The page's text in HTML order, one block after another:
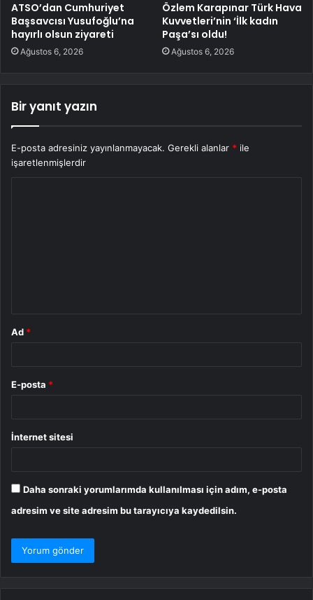
ATSO’dan Cumhuriyet
Başsavcısı Yusufoğlu’na
hayırlı olsun ziyareti
Ağustos 6, 2026
Özlem Karapınar Türk Hava
Kuvvetleri’nin ‘İlk kadın
Paşa’sı oldu!
Ağustos 6, 2026
Bir yanıt yazın
E-posta adresiniz yayınlanmayacak. Gerekli alanlar * ile
işaretlenmişlerdir
Ad *
E-posta *
İnternet sitesi
Daha sonraki yorumlarımda kullanılması için adım, e-posta
adresim ve site adresim bu tarayıcıya kaydedilsin.